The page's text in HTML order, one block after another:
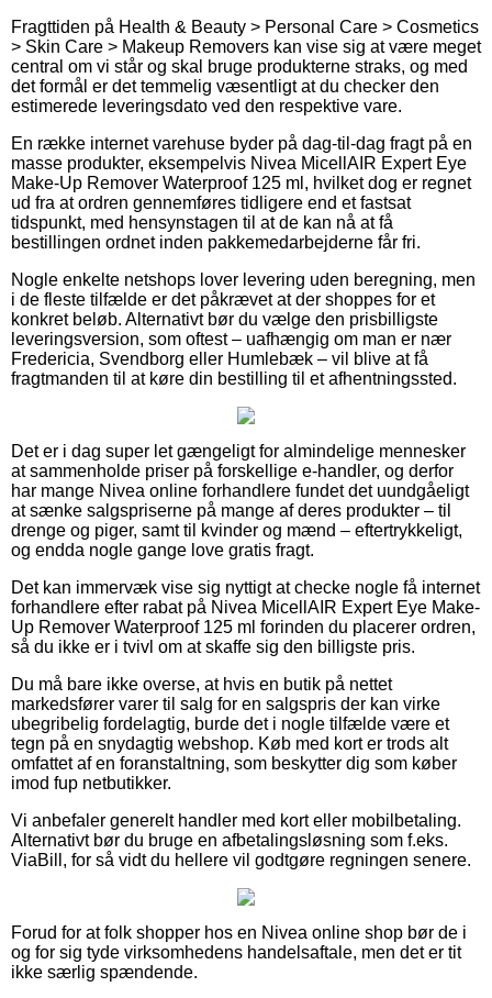
Fragttiden på Health & Beauty > Personal Care > Cosmetics
> Skin Care > Makeup Removers kan vise sig at være meget
central om vi står og skal bruge produkterne straks, og med
det formål er det temmelig væsentligt at du checker den
estimerede leveringsdato ved den respektive vare.
En række internet varehuse byder på dag-til-dag fragt på en
masse produkter, eksempelvis Nivea MicellAIR Expert Eye
Make-Up Remover Waterproof 125 ml, hvilket dog er regnet
ud fra at ordren gennemføres tidligere end et fastsat
tidspunkt, med hensynstagen til at de kan nå at få
bestillingen ordnet inden pakkemedarbejderne får fri.
Nogle enkelte netshops lover levering uden beregning, men
i de fleste tilfælde er det påkrævet at der shoppes for et
konkret beløb. Alternativt bør du vælge den prisbilligste
leveringsversion, som oftest – uafhængig om man er nær
Fredericia, Svendborg eller Humlebæk – vil blive at få
fragtmanden til at køre din bestilling til et afhentningssted.
Det er i dag super let gængeligt for almindelige mennesker
at sammenholde priser på forskellige e-handler, og derfor
har mange Nivea online forhandlere fundet det uundgåeligt
at sænke salgspriserne på mange af deres produkter – til
drenge og piger, samt til kvinder og mænd – eftertrykkeligt,
og endda nogle gange love gratis fragt.
Det kan immervæk vise sig nyttigt at checke nogle få internet
forhandlere efter rabat på Nivea MicellAIR Expert Eye Make-
Up Remover Waterproof 125 ml forinden du placerer ordren,
så du ikke er i tvivl om at skaffe sig den billigste pris.
Du må bare ikke overse, at hvis en butik på nettet
markedsfører varer til salg for en salgspris der kan virke
ubegribelig fordelagtig, burde det i nogle tilfælde være et
tegn på en snydagtig webshop. Køb med kort er trods alt
omfattet af en foranstaltning, som beskytter dig som køber
imod fup netbutikker.
Vi anbefaler generelt handler med kort eller mobilbetaling.
Alternativt bør du bruge en afbetalingsløsning som f.eks.
ViaBill, for så vidt du hellere vil godtgøre regningen senere.
Forud for at folk shopper hos en Nivea online shop bør de i
og for sig tyde virksomhedens handelsaftale, men det er tit
ikke særlig spændende.